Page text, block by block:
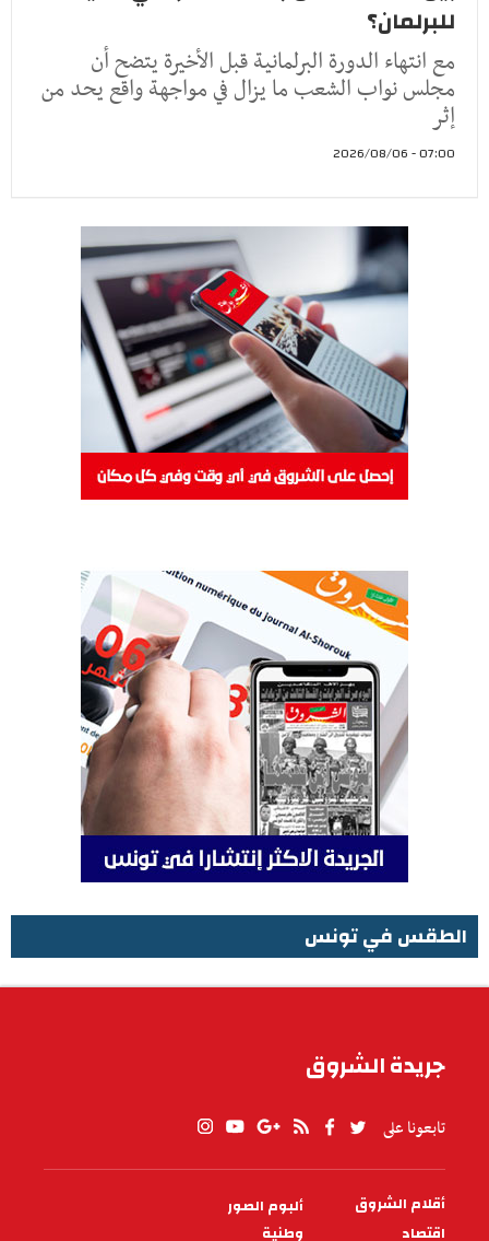
للبرلمان؟
مع انتهاء الدورة البرلمانية قبل الأخيرة يتضح أن
مجلس نواب الشعب ما يزال في مواجهة واقع يحد من
إثر
07:00 - 2026/08/06
الطقس في تونس
جريدة الشروق
تابعونا على
PIED
DE
أقلام الشروق
ألبوم الصور
اقتصاد
وطنية